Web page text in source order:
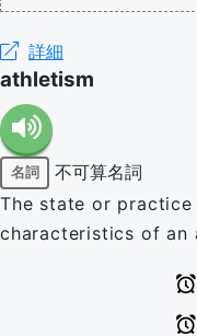
詳細
athletism
名詞
不可算名詞
The state or
characteristics of an